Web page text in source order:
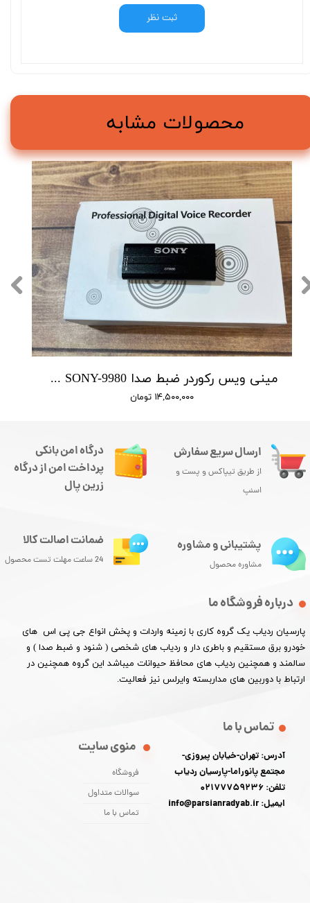
ثبت نظر
مینی ویس رکوردر ضبط صدا SONY-9980 سونی / باتری 4 روز شارژ / 16 گیگابایت حافظه / شنود صدا
۱۴,۵۰۰,۰۰۰ تومان
محصولات مشابه
ارسال سریع سفارش
از طریق تیپاکس و پست و
اسنپ
درباره فروشگاه ما
پارسیان ردیاب یک گروه کاری با زمینه واردات و پخش انواع جی پی اس های
خودرو برق مستقیم و باطری دار و ردیاب های شخصی ( شنود و ضبط صدا ) و
سالمند و همچنین ردیاب های محافظ حیوانات میباشد این گروه همچنین در
ارتباط با دوربین های مداربسته وایرلس نیز فعالیت.​​​​​​​
منوی سایت
فروشگاه
سوالات متداول
تماس با ما
تماس با ما
آدرس: تهران-خیابان پیروزی-
مجتمع پانوراما-پارسیان ردیاب
تلفن: 02177759236
ایمیل: info@parsianradyab.ir
درگاه امن بانکی
پرداخت امن از درگاه
زرین پال
پشتیبانی و مشاوره
مشاوره محصول
ضمانت اصالت کالا
24 ساعت مهلت تست محصول